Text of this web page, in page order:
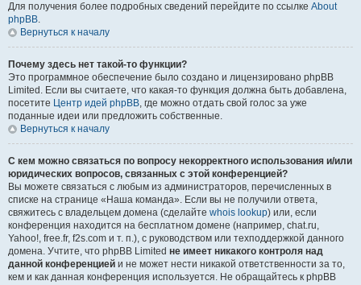
Для получения более подробных сведений перейдите по ссылке About
phpBB.
Вернуться к началу
Почему здесь нет такой-то функции?
Это программное обеспечение было создано и лицензировано phpBB
Limited. Если вы считаете, что какая-то функция должна быть добавлена,
посетите Центр идей phpBB, где можно отдать свой голос за уже
поданные идеи или предложить собственные.
Вернуться к началу
С кем можно связаться по вопросу некорректного использования и/или
юридических вопросов, связанных с этой конференцией?
Вы можете связаться с любым из администраторов, перечисленных в
списке на странице «Наша команда». Если вы не получили ответа,
свяжитесь с владельцем домена (сделайте whois lookup) или, если
конференция находится на бесплатном домене (например, chat.ru,
Yahoo!, free.fr, f2s.com и т. п.), с руководством или техподдержкой данного
домена. Учтите, что phpBB Limited не имеет никакого контроля над
данной конференцией и не может нести никакой ответственности за то,
кем и как данная конференция используется. Не обращайтесь к phpBB